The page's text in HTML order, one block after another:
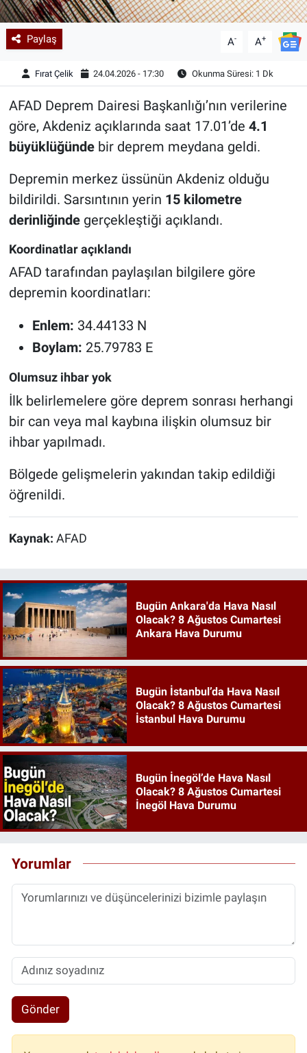
Paylaş A- A+
Fırat Çelik 24.04.2026 - 17:30 Okunma Süresi: 1 Dk
AFAD Deprem Dairesi Başkanlığı’nın verilerine
göre, Akdeniz açıklarında saat 17.01’de 4.1
büyüklüğündebir deprem meydana geldi.
Depremin merkez üssünün Akdeniz olduğu
bildirildi. Sarsıntının yerin 15 kilometre
derinliğindegerçekleştiği açıklandı.
Koordinatlar açıklandı
AFAD tarafından paylaşılan bilgilere göre
depremin koordinatları:
Enlem: 34.44133 N
Boylam: 25.79783 E
Olumsuz ihbar yok
İlk belirlemelere göre deprem sonrası herhangi
bir can veya mal kaybına ilişkin olumsuz bir
ihbar yapılmadı.
Bölgede gelişmelerin yakından takip edildiği
öğrenildi.
Kaynak: AFAD
Bugün Ankara'da Hava Nasıl
Olacak? 8 Ağustos Cumartesi
Ankara Hava Durumu
Bugün İstanbul’da Hava Nasıl
Olacak? 8 Ağustos Cumartesi
İstanbul Hava Durumu
Bugün İnegöl’de Hava Nasıl
Olacak? 8 Ağustos Cumartesi
İnegöl Hava Durumu
Yorumlar
Gönder
Yazarlar